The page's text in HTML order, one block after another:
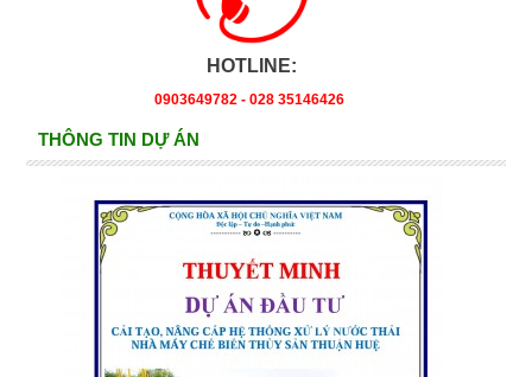
HOTLINE:
0903649782 - 028 35146426
THÔNG TIN DỰ ÁN